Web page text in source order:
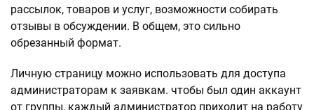
рассылок, товаров и услуг, возможности собирать
отзывы в обсуждении. В общем, это сильно
обрезанный формат.
Личную страницу можно использовать для доступа
администраторам к заявкам. чтобы был один аккаунт
от группы, каждый администратор приходит на работу